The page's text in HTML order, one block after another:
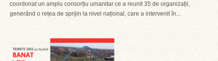
coordonat un amplu consorțiu umanitar ce a reunit 35 de organizații,
generând o rețea de sprijin la nivel național, care a intervenit în...